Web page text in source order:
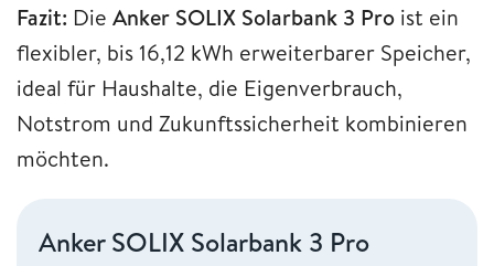
Fazit: Die Anker SOLIX Solarbank 3 Pro ist ein
flexibler, bis 16,12 kWh erweiterbarer Speicher,
ideal für Haushalte, die Eigenverbrauch,
Notstrom und Zukunftssicherheit kombinieren
möchten.
Anker SOLIX Solarbank 3 Pro